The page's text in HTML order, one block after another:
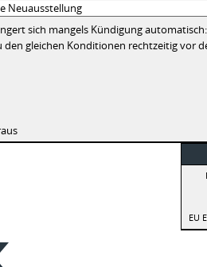
sich mangels Kündigung
den gleichen Konditionen rechtzeitig vor
EU